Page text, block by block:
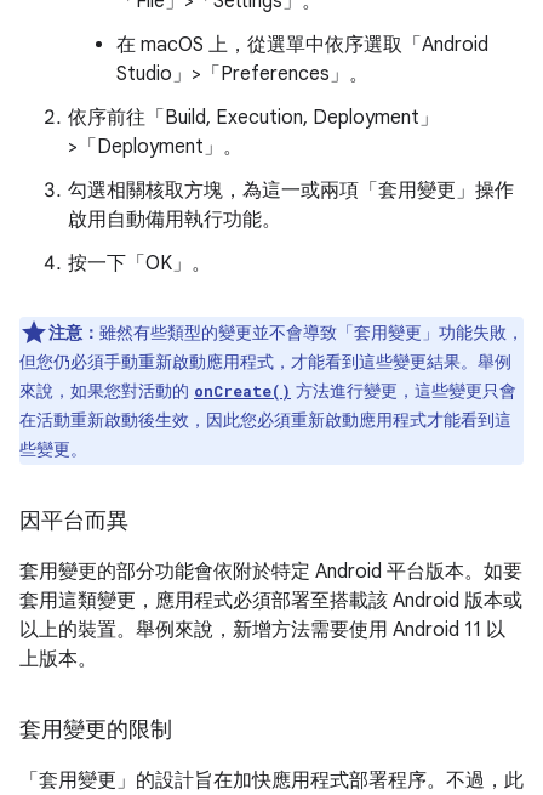
在 macOS 上，從選單中依序選取「Android
Studio」>「Preferences」 。
依序前往「Build, Execution, Deployment」
>「Deployment」 。
勾選相關核取方塊，為這一或兩項「套用變更」操作
啟用自動備用執行功能。
按一下「OK」 。
注意： 雖然有些類型的變更並不會導致「套用變更」功能失敗，
但您仍必須手動重新啟動應用程式，才能看到這些變更結果。舉例
來說，如果您對活動的 onCreate() 方法進行變更，這些變更只會
在活動重新啟動後生效，因此您必須重新啟動應用程式才能看到這
些變更。
因平台而異
套用變更的部分功能會依附於特定 Android 平台版本。如要
套用這類變更，應用程式必須部署至搭載該 Android 版本或
以上的裝置。舉例來說，新增方法需要使用 Android 11 以
上版本。
套用變更的限制
「套用變更」的設計旨在加快應用程式部署程序。不過，此